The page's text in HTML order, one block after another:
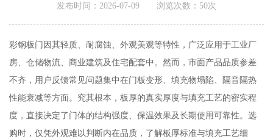
发布时间：2026-07-09 浏览次数： 50次
彩钢板门因其轻质、耐腐蚀、外观美观等特性，广泛应用于工业厂
房、仓储物流、商业建筑及住宅配套中。然而，市面产品品质参差
不齐，用户反馈常见问题集中在门板变形、填充物塌陷、隔音隔热
性能衰减等方面。究其根本，板厚的真实厚度与填充工艺的密实程
度，直接决定了门体的结构强度、保温效果及长期使用可靠性。选
购时，仅凭外观难以判断内在品质，了解板厚标准与填充工艺细